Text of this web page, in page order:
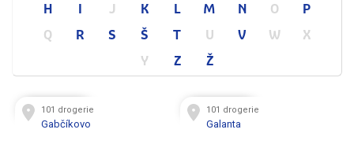
H I J K L M N O
P
Q
R S Š T U V W
X
Y
Z Ž
101 drogerie
Gabčíkovo
101 drogerie
Galanta